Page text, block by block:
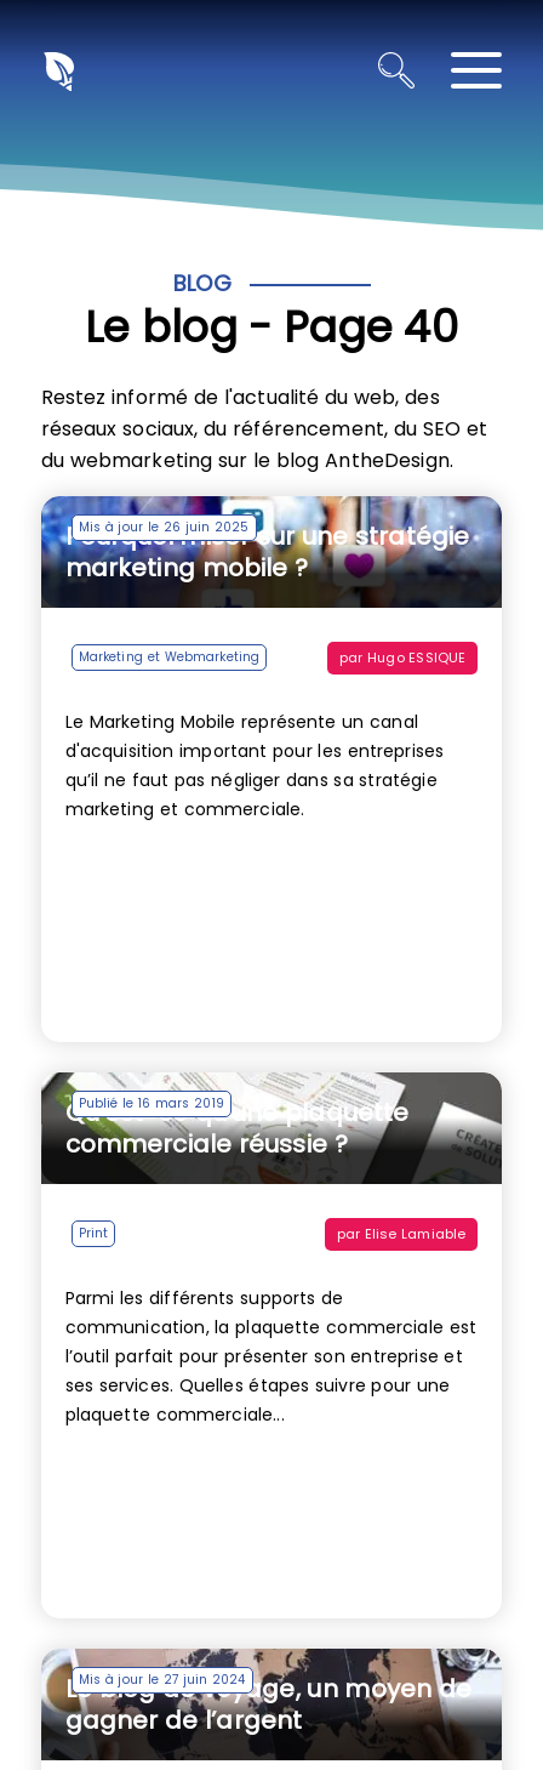
BLOG
Le blog - Page 40
Restez informé de l'actualité du web, des
réseaux sociaux, du référencement, du SEO et
du webmarketing sur le blog AntheDesign.
Mis à jour le 26 juin 2025
Pourquoi miser sur une stratégie
marketing mobile ?
Marketing et Webmarketing par Hugo ESSIQUE
Le Marketing Mobile représente un canal
d'acquisition important pour les entreprises
qu’il ne faut pas négliger dans sa stratégie
marketing et commerciale.
Publié le 16 mars 2019
Qu’est-ce qu’une plaquette
commerciale réussie ?
Print par Elise Lamiable
Parmi les différents supports de
communication, la plaquette commerciale est
l’outil parfait pour présenter son entreprise et
ses services. Quelles étapes suivre pour une
plaquette commerciale...
Mis à jour le 27 juin 2024
Le blog de voyage, un moyen de
gagner de l’argent
Panneau de gestion des cookies